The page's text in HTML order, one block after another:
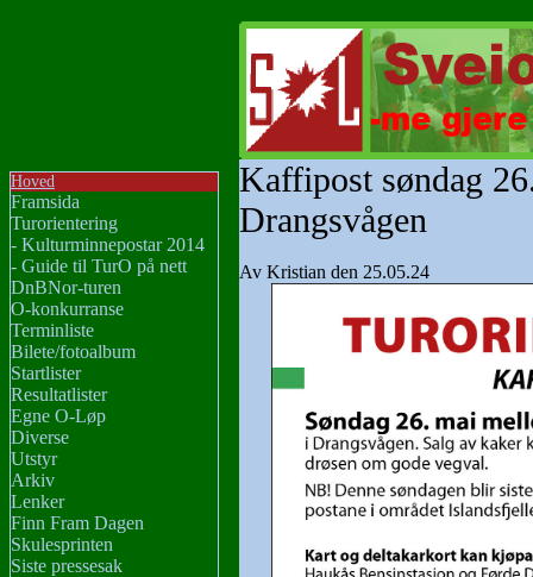
Hoved
Framsida
Turorientering
- Kulturminnepostar 2014
- Guide til TurO på nett
DnBNor-turen
O-konkurranse
Terminliste
Bilete/fotoalbum
Startlister
Resultatlister
Egne O-Løp
Diverse
Utstyr
Arkiv
Lenker
Finn Fram Dagen
Skulesprinten
Siste pressesak
Kaffipost søndag
Drangsvågen
Av Kristian den 25.05.24